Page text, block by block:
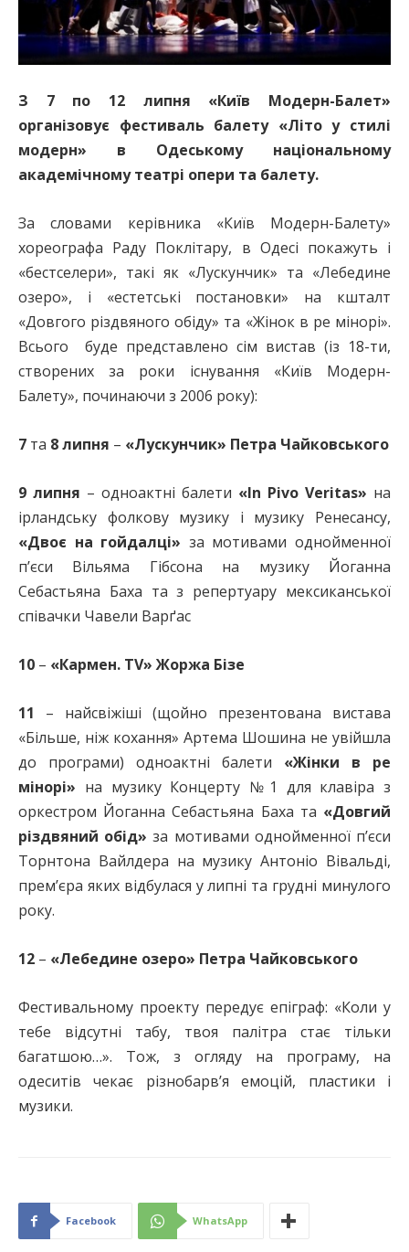
З 7 по 12 липня «Київ Модерн-Балет»
організовує фестиваль балету «Літо у стилі
модерн» в Одеському національному
академічному театрі опери та балету.
За словами керівника «Київ Модерн-Балету»
хореографа Раду Поклітару, в Одесі покажуть і
«бестселери», такі як «Лускунчик» та «Лебедине
озеро», і «естетські постановки» на кшталт
«Довгого різдвяного обіду» та «Жінок в ре мінорі».
Всього буде представлено сім вистав (із 18-ти,
створених за роки існування «Київ Модерн-
Балету», починаючи з 2006 року):
7 та 8 липня – «Лускунчик» Петра Чайковського
9 липня – одноактні балети «In Pivo Veritas» на
ірландську фолкову музику і музику Ренесансу,
«Двоє на гойдалці» за мотивами однойменної
п’єси Вільяма Гібсона на музику Йоганна
Себастьяна Баха та з репертуару мексиканської
співачки Чавели Варґас
10 – «Кармен. TV» Жоржа Бізе
11 – найсвіжіші (щойно презентована вистава
«Більше, ніж кохання» Артема Шошина не увійшла
до програми) одноактні балети «Жінки в ре
мінорі» на музику Концерту №1 для клавіра з
оркестром Йоганна Себастьяна Баха та «Довгий
різдвяний обід» за мотивами однойменної п’єси
Торнтона Вайлдера на музику Антоніо Вівальді,
прем’єра яких відбулася у липні та грудні минулого
року.
12 – «Лебедине озеро» Петра Чайковського
Фестивальному проекту передує епіграф: «Коли у
тебе відсутні табу, твоя палітра стає тільки
багатшою…». Тож, з огляду на програму, на
одеситів чекає різнобарв’я емоцій, пластики і
музики.
Facebook WhatsApp